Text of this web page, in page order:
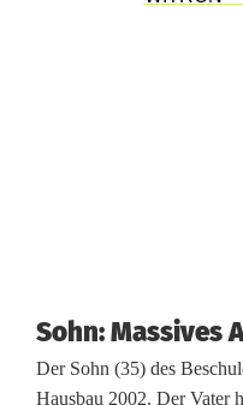
u
s
Sohn: Massives
Der Sohn (35) des
Hausbau 2002. Der Vater